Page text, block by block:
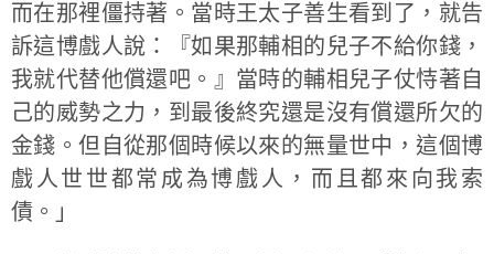
而在那裡僵持著。當時王太子善生看到了，就告
訴這博戲人說：『如果那輔相的兒子不給你錢，
我就代替他償還吧。』當時的輔相兒子仗恃著自
己的威勢之力，到最後終究還是沒有償還所欠的
金錢。但自從那個時候以來的無量世中，這個博
戲人世世都常成為博戲人，而且都來向我索
債。」